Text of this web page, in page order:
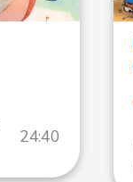
24:40